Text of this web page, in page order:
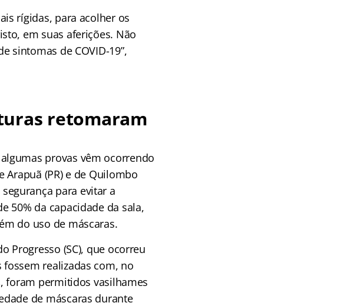
rígidas, para acolher os
em suas aferições. Não
sintomas de COVID-19”,
retomaram
provas vêm ocorrendo
(PR) e de Quilombo
para evitar a
50% da capacidade da sala,
do uso de máscaras.
Progresso (SC), que ocorreu
realizadas com, no
foram permitidos vasilhames
de máscaras durante